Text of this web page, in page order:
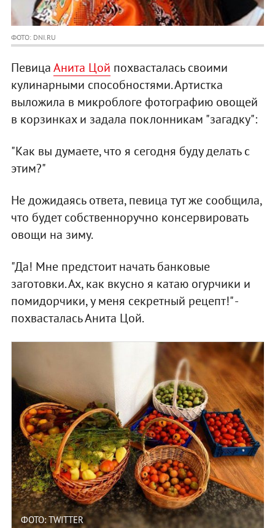
ФОТО: DNI.RU
ПевицаАнита Цой похвасталась своими
кулинарными способностями. Артистка
выложила в микроблоге фотографию овощей
в корзинках и задала поклонникам "загадку":
"Как вы думаете, что я сегодня буду делать с
этим?"
Не дожидаясь ответа, певица тут же сообщила,
что будет собственноручно консервировать
овощи на зиму.
"Да! Мне предстоит начать банковые
заготовки. Ах, как вкусно я катаю огурчики и
помидорчики, у меня секретный рецепт!" -
похвасталась Анита Цой.
ФОТО: TWITTER